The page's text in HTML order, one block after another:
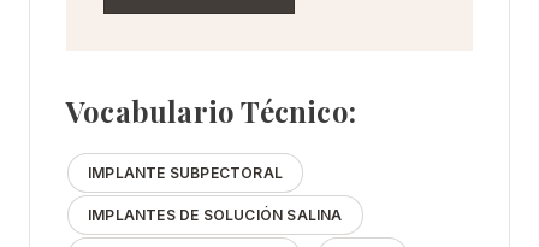
Vocabulario Técnico:
IMPLANTE SUBPECTORAL
IMPLANTES DE SOLUCIÓN SALINA